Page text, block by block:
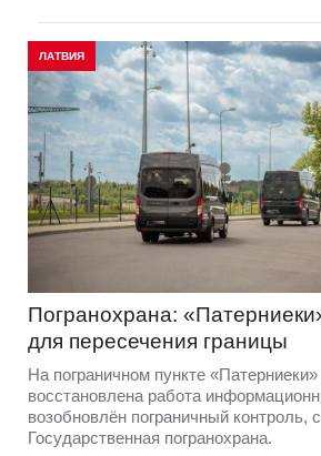
ЛАТВИЯ
Погранохрана:
для пересечения границы
На пограничном пункте
восстановлена работа
возобновлён пограничный контроль,
Государственная погранохрана.